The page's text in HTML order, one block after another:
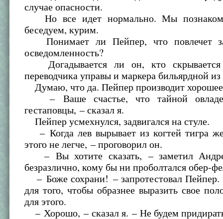
случае опасности.
Но все идет нормально. Мы
беседуем, курим.
Понимает ли Пейпер, что повлечет
осведомленность?
Догадывается ли он, кто
переводчика управы и маркера бильярдной из
Думаю, что да. Пейпер производит хорошее
– Ваше счастье, что тайной
гестаповцы, – сказал я.
Пейпер усмехнулся, задвигался на стуле.
– Когда лев вырывает из когтей тигра
этого не легче, – проговорил он.
– Вы хотите сказать, – заметил
безразлично, кому бы ни проболтался обер-
– Боже сохрани! – запротестовал Пейпер.
для того, чтобы образнее выразить свое
для этого.
– Хорошо, – сказал я. – Не будем